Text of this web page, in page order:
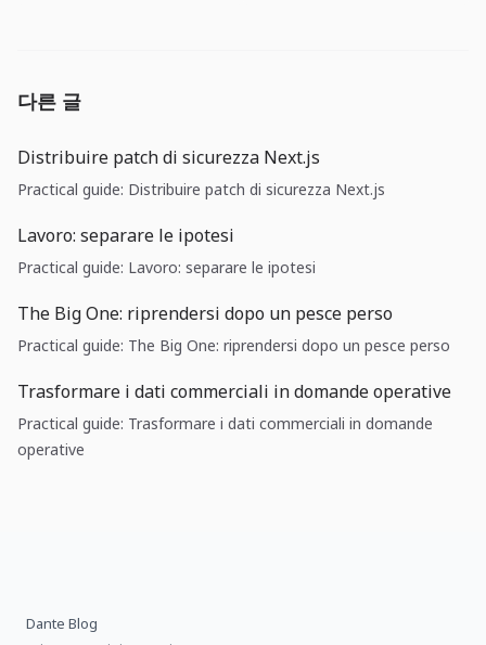
다른 글
Distribuire patch di sicurezza Next.js
Practical guide: Distribuire patch di sicurezza Next.js
Lavoro: separare le ipotesi
Practical guide: Lavoro: separare le ipotesi
The Big One: riprendersi dopo un pesce perso
Practical guide: The Big One: riprendersi dopo un pesce perso
Trasformare i dati commerciali in domande operative
Practical guide: Trasformare i dati commerciali in domande
operative
Dante Blog